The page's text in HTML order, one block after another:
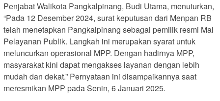
Penjabat Walikota Pangkalpinang, Budi Utama, menuturkan,
“Pada 12 Desember 2024, surat keputusan dari Menpan RB
telah menetapkan Pangkalpinang sebagai pemilik resmi Mal
Pelayanan Publik. Langkah ini merupakan syarat untuk
meluncurkan operasional MPP. Dengan hadirnya MPP,
masyarakat kini dapat mengakses layanan dengan lebih
mudah dan dekat.” Pernyataan ini disampaikannya saat
meresmikan MPP pada Senin, 6 Januari 2025.